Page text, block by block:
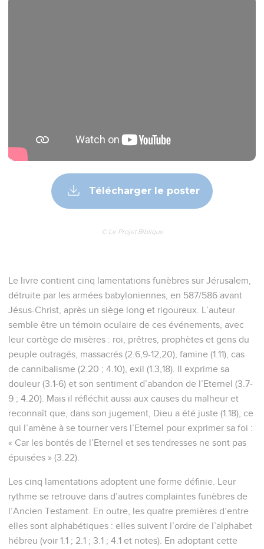
Télécharger le poster
© Le Projet Biblique
Le livre contient cinq lamentations funèbres sur Jérusalem,
détruite par les armées babyloniennes, en 587/586 avant
Jésus-Christ, après un siège long et rigoureux. L’auteur
semble être un témoin oculaire de ces événements, avec
leur cortège de misères : roi, prêtres, prophètes et gens du
peuple outragés, massacrés (2.6,9-12,20), famine (1.11), cas
de cannibalisme (2.20 ; 4.10), exil (1.3,18). Il exprime sa
douleur (3.1-6) et son sentiment d’abandon de l’Eternel (3.7-
9 ; 4.20). Mais il réfléchit aussi aux causes du malheur et
reconnaît que, dans son jugement, Dieu a été juste (1.18), ce
qui l’amène à se tourner vers l’Eternel pour exprimer sa foi :
« Car les bontés de l’Eternel et ses tendresses ne sont pas
épuisées » (3.22).
Les cinq lamentations adoptent une forme définie. Leur
rythme se retrouve dans d’autres complaintes funèbres de
l’Ancien Testament. En outre, les quatre premières d’entre
elles sont alphabétiques : elles suivent l’ordre de l’alphabet
hébreu (voir 1.1 ; 2.1 ; 3.1 ; 4.1 et notes). En adoptant cette